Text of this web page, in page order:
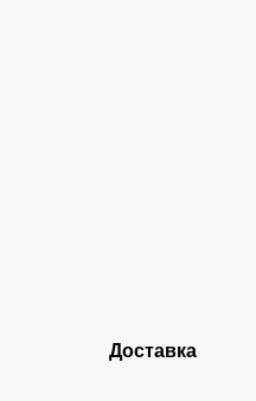
Доставка